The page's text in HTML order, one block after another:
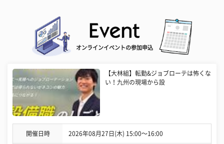
オンラインイベントの参加申込
【大林組】転勤&ジョブローテは怖くな
い！九州の現場から設
開催日時 2026年08月27日(木) 15:00〜16:00